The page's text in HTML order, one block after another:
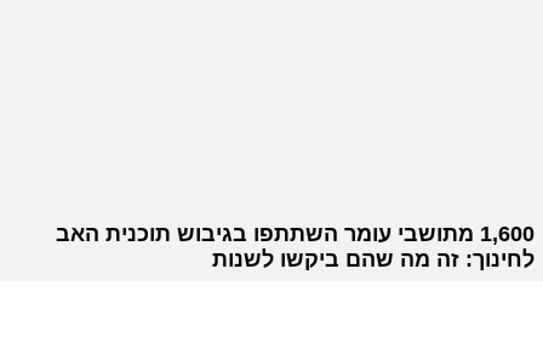
1,600 מתושבי עומר השתתפו בגיבוש תוכנית האב
לחינוך: זה מה שהם ביקשו לשנות